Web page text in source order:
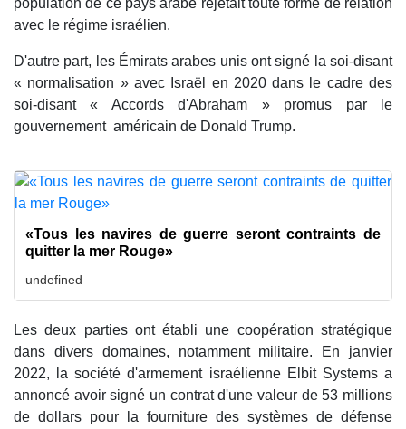
population de ce pays arabe rejetait toute forme de relation
avec le régime israélien.
D'autre part, les Émirats arabes unis ont signé la soi-disant
« normalisation » avec Israël en 2020 dans le cadre des
soi-disant « Accords d'Abraham » promus par le
gouvernement américain de Donald Trump.
«Tous les navires de guerre seront contraints de
quitter la mer Rouge»
undefined
Les deux parties ont établi une coopération stratégique
dans divers domaines, notamment militaire. En janvier
2022, la société d'armement israélienne Elbit Systems a
annoncé avoir signé un contrat d'une valeur de 53 millions
de dollars pour la fourniture des systèmes de défense